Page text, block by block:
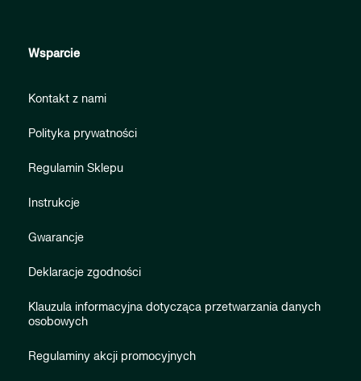
Wsparcie
Kontakt z nami
Polityka prywatności
Regulamin Sklepu
Instrukcje
Gwarancje
Deklaracje zgodności
Klauzula informacyjna dotycząca przetwarzania danych
osobowych
Regulaminy akcji promocyjnych